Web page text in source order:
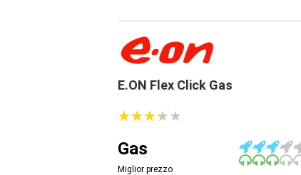
E.ON Flex Click Gas
★★★★★
★★★★★
Gas
Miglior prezzo